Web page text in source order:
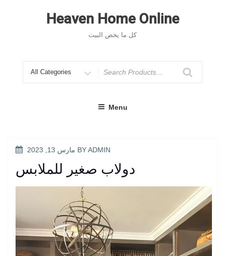
Heaven Home Online
كل ما يخص البيت
for
Menu
POSTED مارس 13, 2023 BYADMIN
دولاب صغير للملابس